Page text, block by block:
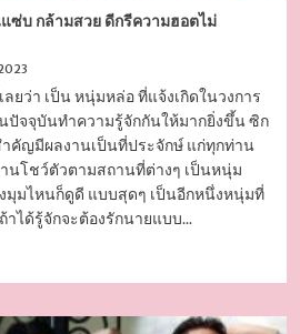
ซ่บ กล้ามสวย ดีกรีความฮอตไม่
ยว่า เป็น หนุ่มหล่อ ที่แจ้งเกิดในวงการ
ปัจจุบันทำความรู้จักกันให้มากยิ่งขึ้น ซิก
คัญมีผลงานเป็นที่ประจักษ์ แก่ทุกท่าน
นโชว์ตัวตามสถานที่ต่างๆ เป็นหนุ่ม
มุมไหนก็ดูดี แบบสุดๆ เป็นอีกหนึ่งหนุ่มที่
าได้รู้จักจะต้องรักนายแบบ...